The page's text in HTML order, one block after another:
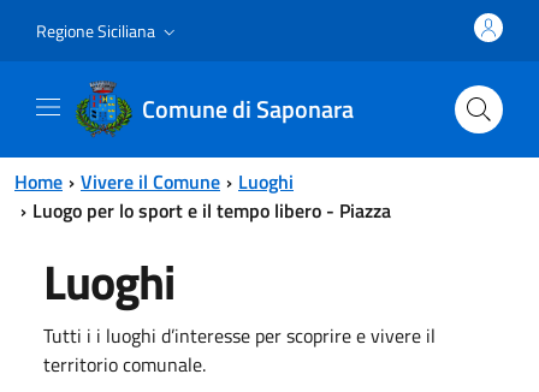
Regione Siciliana
Comune di Saponara
Home Vivere il Comune
Luoghi
Luogo per lo sport e il tempo libero - Piazza
Luoghi
Tutti i i luoghi d’interesse per scoprire e vivere il
territorio comunale.